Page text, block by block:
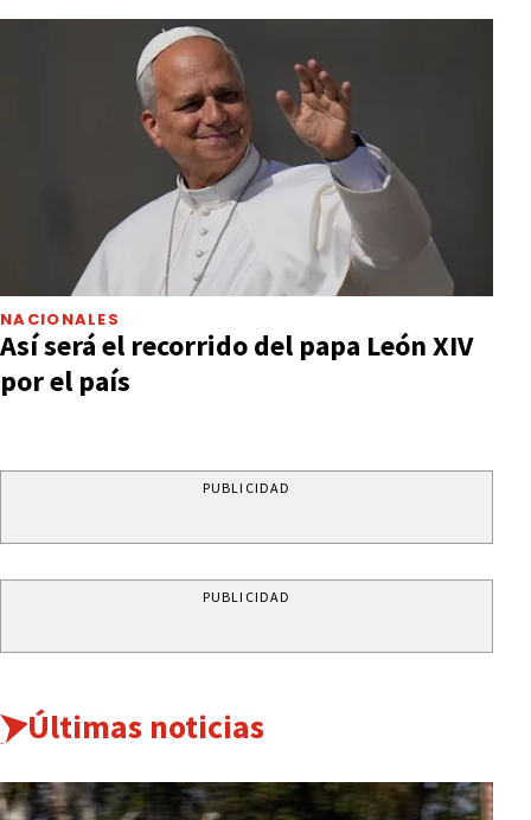
NACIONALES
Así será el recorrido del papa León XIV
por el país
PUBLICIDAD
PUBLICIDAD
Últimas noticias